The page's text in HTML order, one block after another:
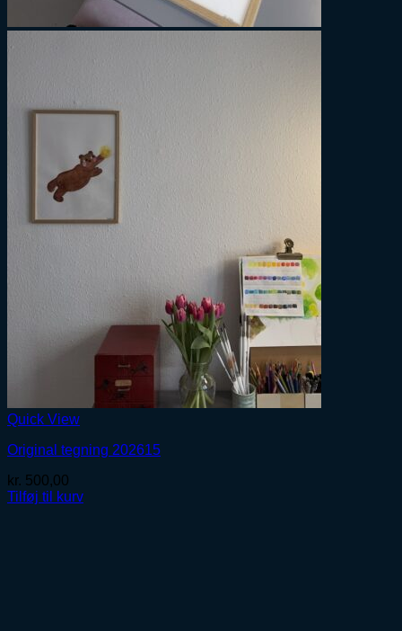
Quick View
Original tegning 202615
kr. 500,00
Tilføj til kurv